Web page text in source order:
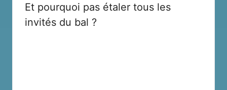
Et pourquoi pas étaler tous les
invités du bal ?